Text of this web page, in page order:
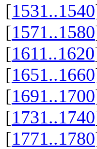
[1531..1540
[1571..1580
[1611..1620
[1651..1660
[1691..1700
[1731..1740
[1771..1780